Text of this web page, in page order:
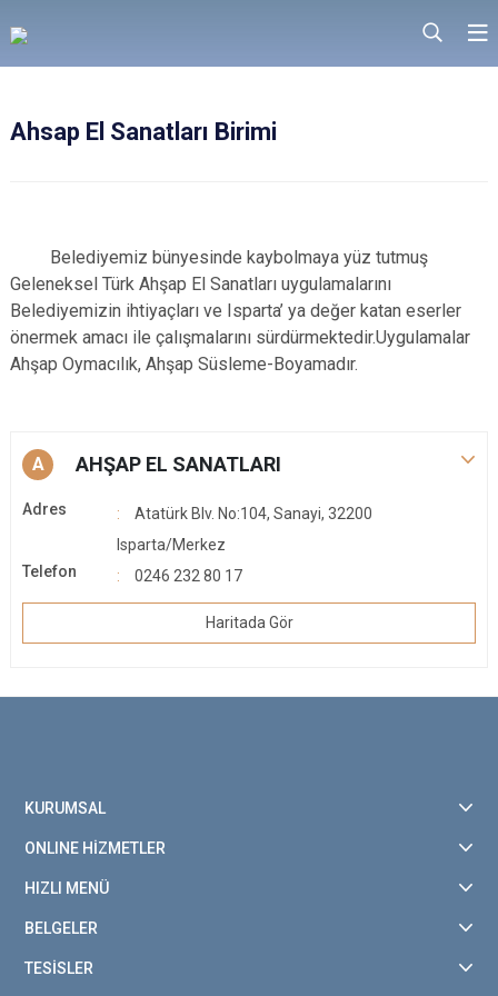
Ahsap El Sanatları Birimi
Belediyemiz bünyesinde kaybolmaya yüz tutmuş
Geleneksel Türk Ahşap El Sanatları uygulamalarını
Belediyemizin ihtiyaçları ve Isparta’ ya değer katan eserler
önermek amacı ile çalışmalarını sürdürmektedir.Uygulamalar
Ahşap Oymacılık, Ahşap Süsleme-Boyamadır.
A AHŞAP EL SANATLARI
Adres
Atatürk Blv. No:104, Sanayi, 32200
Isparta/Merkez
Telefon
0246 232 80 17
Haritada Gör
KURUMSAL
ONLINE HİZMETLER
HIZLI MENÜ
BELGELER
TESİSLER